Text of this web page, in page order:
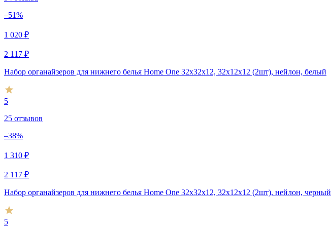
–51%
1 020 ₽
2 117 ₽
Набор органайзеров для нижнего белья Home One 32х32х12, 32х12х12 (2шт), нейлон, белый
5
25 отзывов
–38%
1 310 ₽
2 117 ₽
Набор органайзеров для нижнего белья Home One 32х32х12, 32х12х12 (2шт), нейлон, черный
5